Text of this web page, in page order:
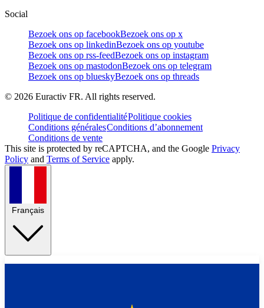
Social
Bezoek ons op facebookBezoek ons op x
Bezoek ons op linkedinBezoek ons op youtube
Bezoek ons op rss-feedBezoek ons op instagram
Bezoek ons op mastodonBezoek ons op telegram
Bezoek ons op blueskyBezoek ons op threads
© 2026 Euractiv FR. All rights reserved.
Politique de confidentialitéPolitique cookies
Conditions généralesConditions d’abonnement
Conditions de vente
This site is protected by reCAPTCHA, and the Google Privacy
Policy and Terms of Service apply.
Français